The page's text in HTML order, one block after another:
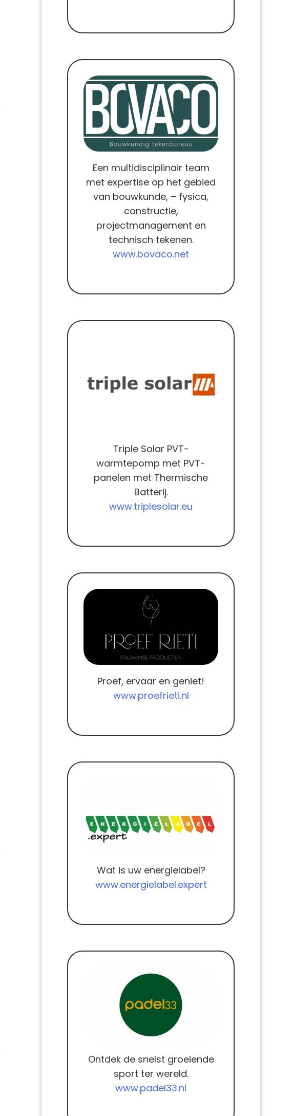
Een multidisciplinair team
met expertise op het gebied
van bouwkunde, – fysica,
constructie,
projectmanagement en
technisch tekenen.
www.bovaco.net
Triple Solar PVT-
warmtepomp met PVT-
panelen met Thermische
Batterij.
www.triplesolar.eu
Proef, ervaar en geniet!
www.proefrieti.nl
Wat is uw energielabel?
www.energielabel.expert
Ontdek de snelst groeiende
sport ter wereld.
www.padel33.nl